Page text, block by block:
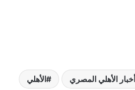
أخبار الأهلي المصري الأهلي